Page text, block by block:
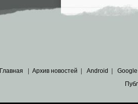
Главная Архив новостей Android Google